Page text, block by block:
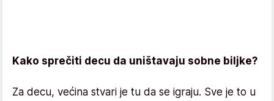
Kako sprečiti decu da uništavaju sobne biljke?
Za decu, većina stvari je tu da se igraju. Sve je to u